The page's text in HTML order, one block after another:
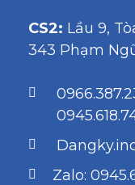
CS2: Lầu 9,
343 Phạm
Zalo: